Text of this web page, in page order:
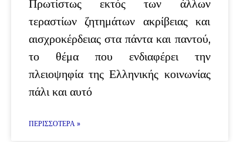
Πρωτίστως εκτός των άλλων
τεραστίων ζητημάτων ακρίβειας και
αισχροκέρδειας στα πάντα και παντού,
το θέμα που ενδιαφέρει την
πλειοψηφία της Ελληνικής κοινωνίας
πάλι και αυτό
ΠΕΡΙΣΣΌΤΕΡΑ »